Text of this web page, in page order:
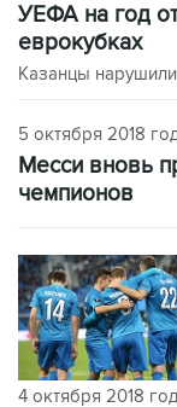
УЕФА на год
еврокубках
Казанцы
5 октября 2018
Месси вновь
чемпионов
4 октября 2018